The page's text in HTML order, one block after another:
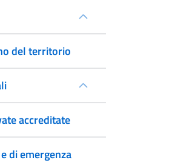
del territorio
accreditate
di emergenza